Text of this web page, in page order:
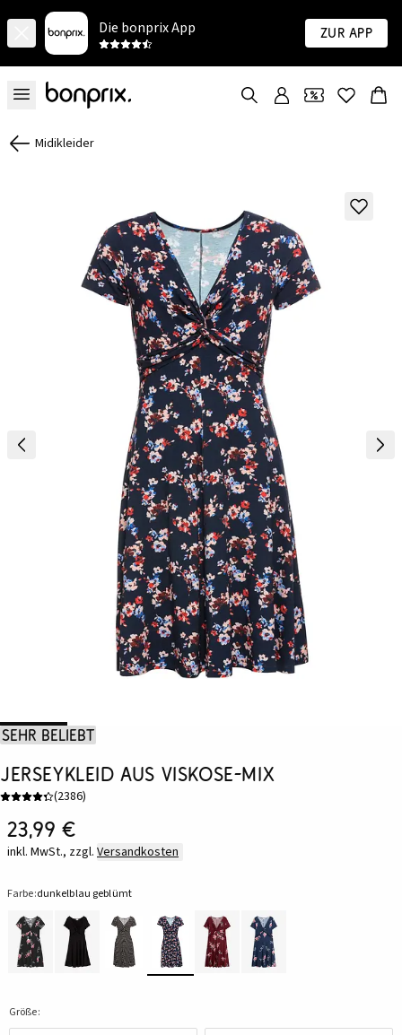
Die bonprix App Zur App
Midikleider
Sehr beliebt
Jerseykleid aus Viskose-Mix
(2386)
23,99 €
inkl. MwSt., zzgl. Versandkosten
Farbe:dunkelblau geblümt
Größe: